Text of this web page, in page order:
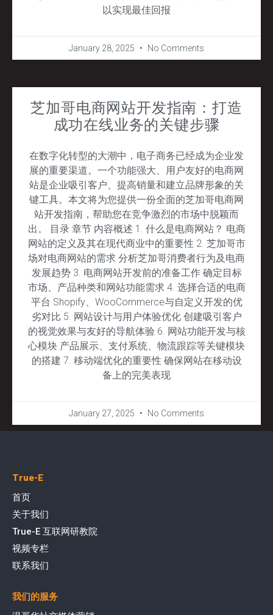
以实现最佳回报
January 28, 2025 No Comments
芝加哥电商网站开发指南：打造
成功在线业务的关键步骤
在数字化转型的大潮中，电子商务已经成为企业发
展的重要渠道。一个功能强大、用户友好的电商网
站是企业吸引客户、提高销量和建立品牌形象的关
键工具。本文将为您提供一份全面的芝加哥电商网
站开发指南，帮助您在竞争激烈的市场中脱颖而
出。 目录 章节 内容概述 1. 什么是电商网站？ 电商
网站的定义及其在现代商业中的重要性 2. 芝加哥市
场对电商网站的需求 分析芝加哥消费者行为及电商
发展趋势 3. 电商网站开发前的准备工作 确定目标
市场、产品种类和网站功能需求 4. 选择合适的电商
平台 Shopify、WooCommerce与自定义开发的优
劣对比 5. 网站设计与用户体验优化 创建吸引客户
的视觉效果与友好的导航体验 6. 网站功能开发与核
心模块 产品展示、支付系统、物流跟踪等关键模块
的搭建 7. 移动端优化的重要性 确保网站在移动设
备上的完美表现
January 27, 2025 No Comments
True-E
首页
关于我们
True-E 互联网研教院
视频专栏
联系我们
我们的服务